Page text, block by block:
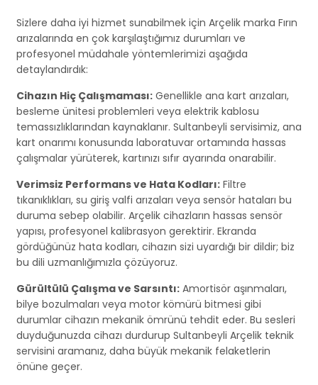
Sizlere daha iyi hizmet sunabilmek için Arçelik marka Fırın
arızalarında en çok karşılaştığımız durumları ve
profesyonel müdahale yöntemlerimizi aşağıda
detaylandırdık:
Cihazın Hiç Çalışmaması: Genellikle ana kart arızaları,
besleme ünitesi problemleri veya elektrik kablosu
temassızlıklarından kaynaklanır. Sultanbeyli servisimiz, ana
kart onarımı konusunda laboratuvar ortamında hassas
çalışmalar yürüterek, kartınızı sıfır ayarında onarabilir.
Verimsiz Performans ve Hata Kodları: Filtre
tıkanıklıkları, su giriş valfi arızaları veya sensör hataları bu
duruma sebep olabilir. Arçelik cihazların hassas sensör
yapısı, profesyonel kalibrasyon gerektirir. Ekranda
gördüğünüz hata kodları, cihazın sizi uyardığı bir dildir; biz
bu dili uzmanlığımızla çözüyoruz.
Gürültülü Çalışma ve Sarsıntı: Amortisör aşınmaları,
bilye bozulmaları veya motor kömürü bitmesi gibi
durumlar cihazın mekanik ömrünü tehdit eder. Bu sesleri
duyduğunuzda cihazı durdurup Sultanbeyli Arçelik teknik
servisini aramanız, daha büyük mekanik felaketlerin
önüne geçer.